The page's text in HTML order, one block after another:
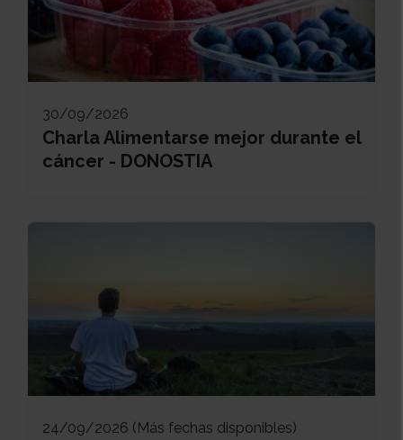
30/09/2026
Charla Alimentarse mejor durante el
cáncer - DONOSTIA
24/09/2026 (Más fechas disponibles)